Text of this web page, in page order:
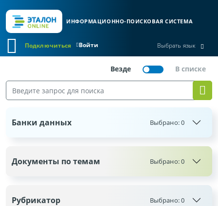
ИНФОРМАЦИОННО-ПОИСКОВАЯ СИСТЕМА
Войти
Подключиться Выбрать язык
Банки данных Выбрано:0
Документы по темам Выбрано:0
Рубрикатор Выбрано:0